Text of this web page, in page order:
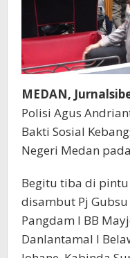
MEDAN,
Polisi Agus
Bakti Sosial
Negeri Medan
Begitu tiba di
disambut Pj
Pangdam I BB
Danlantamal I